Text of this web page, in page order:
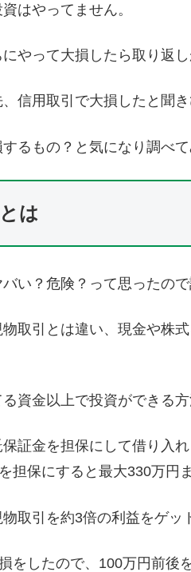
はやってません。
やって大損したら取り返し
信用取引で大損したと聞き
るもの？と気になり調べて
は
い？危険？って思ったので
取引とは違い、現金や株
資金以上で投資ができる方
保証金を担保にして借り入
担保にすると最大330万円
取引を約3倍の利益をゲッ
をしたので、100万円前後